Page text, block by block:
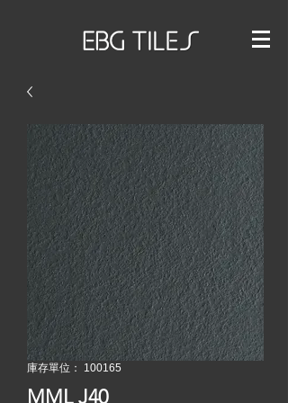
庫存單位： 100165
MML J40